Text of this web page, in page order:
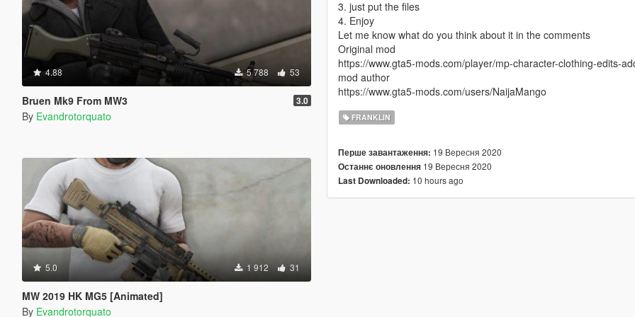
4.88 5 788 53
Bruen Mk9 From MW3 3.0
By Evandrotorquato
5.0 1 912 31
MW 2019 HK MG5 [Animated]
By Evandrotorquato
3. just put the files
4. Enjoy
Let me know what do you think about it in the comments
Original mod
https://www.gta5-mods.com/player/mp-character-clothing-edits-
mod author
https://www.gta5-mods.com/users/NaijaMango
FRANKLIN
Перше завантаження: 19 Вересня 2020
Останнє оновлення19 Вересня 2020
Last Downloaded: 10 hours ago